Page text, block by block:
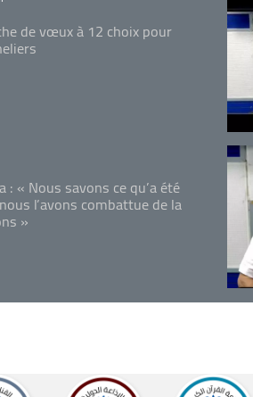
de vœux à 12 choix pour
: « Nous savons ce qu’a été
l’avons combattue de la
»